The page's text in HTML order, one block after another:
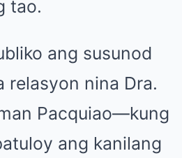
tao.
ang susunod
relasyon nina Dra.
Pacquiao—kung
ang kanilang